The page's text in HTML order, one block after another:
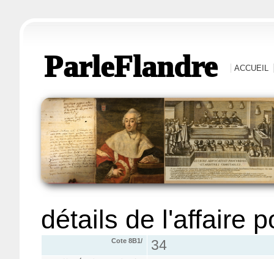
ParleFlandre ACCUEIL
détails de l'affaire
Cote 8B1/ 34